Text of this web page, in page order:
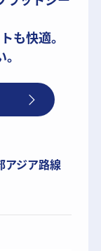
も快適。
アジア路線